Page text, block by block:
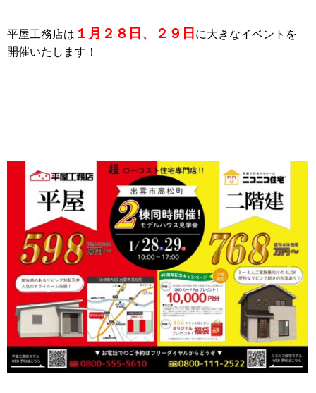
平屋工務店は １月２８日、２９日 に大きなイベントを
開催いたします！